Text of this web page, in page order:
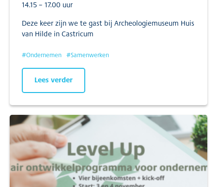
14.15 – 17.00 uur
Deze keer zijn we te gast bij Archeologiemuseum Huis
van Hilde in Castricum
#Ondernemen #Samenwerken
Lees verder